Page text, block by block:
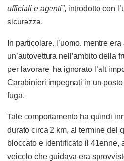
ufficiali e agenti”, introdotto con
sicurezza.
In particolare, l’uomo, mentre
un’autovettura nell’ambito della
per lavorare, ha ignorato l’alt
Carabinieri impegnati in un
fuga.
Tale comportamento ha quindi
durato circa 2 km, al termine del
bloccato e identificato il 41enne,
veicolo che guidava era